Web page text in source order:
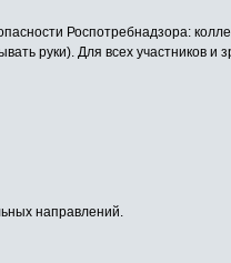
Роспотребнадзора:
руки). Для всех участников
направлений.